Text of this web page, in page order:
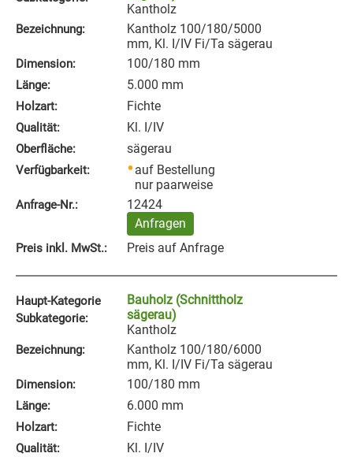
Kantholz
Bezeichnung:
Kantholz 100/180/5000
mm, Kl. I/IV Fi/Ta sägerau
Dimension: 100/180 mm
Länge: 5.000 mm
Holzart: Fichte
Qualität: Kl. I/IV
Oberfläche: sägerau
Verfügbarkeit:
auf Bestellung
nur paarweise
Anfrage‑Nr.:
12424
Anfragen
Preis inkl. MwSt.: Preis auf Anfrage
Haupt-Kategorie
Subkategorie:
Bauholz (Schnittholz
sägerau)
Kantholz
Bezeichnung:
Kantholz 100/180/6000
mm, Kl. I/IV Fi/Ta sägerau
Dimension: 100/180 mm
Länge: 6.000 mm
Holzart: Fichte
Qualität: Kl. I/IV